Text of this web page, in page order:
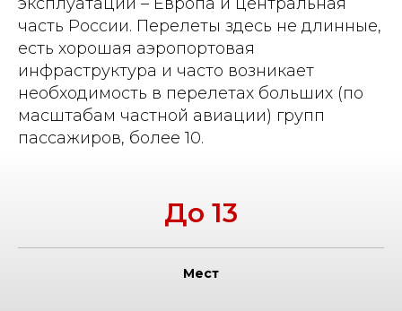
эксплуатации – Европа и центральная
часть России. Перелеты здесь не длинные,
есть хорошая аэропортовая
инфраструктура и часто возникает
необходимость в перелетах больших (по
масштабам частной авиации) групп
пассажиров, более 10.
До 13
Мест